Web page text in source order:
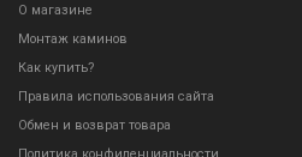
О магазине
Монтаж каминов
Как купить?
Правила использования сайта
Обмен и возврат товара
Политика конфиденциальности